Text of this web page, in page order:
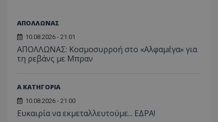
ΑΠΟΛΛΩΝΑΣ
10.08.2026 - 21:01
ΑΠΟΛΛΩΝΑΣ: Κοσμοσυρροή στο «Αλφαμέγα» για
τη ρεβάνς με Μπραν
Α ΚΑΤΗΓΟΡΙΑ
10.08.2026 - 21:00
Ευκαιρία να εκμεταλλευτούμε... ΕΔΡΑ!